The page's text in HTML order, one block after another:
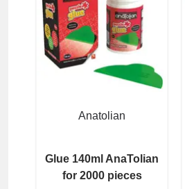
Anatolian
Glue 140ml AnaTolian
for 2000 pieces